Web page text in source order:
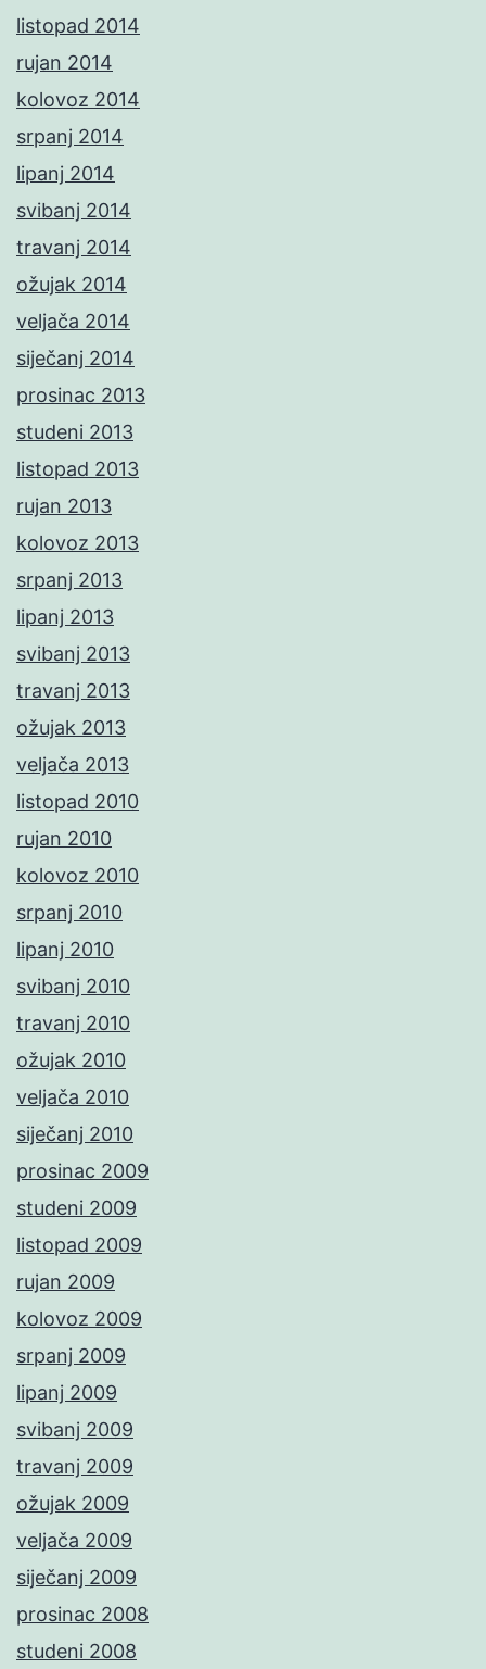
listopad 2014
rujan 2014
kolovoz 2014
srpanj 2014
lipanj 2014
svibanj 2014
travanj 2014
ožujak 2014
veljača 2014
siječanj 2014
prosinac 2013
studeni 2013
listopad 2013
rujan 2013
kolovoz 2013
srpanj 2013
lipanj 2013
svibanj 2013
travanj 2013
ožujak 2013
veljača 2013
listopad 2010
rujan 2010
kolovoz 2010
srpanj 2010
lipanj 2010
svibanj 2010
travanj 2010
ožujak 2010
veljača 2010
siječanj 2010
prosinac 2009
studeni 2009
listopad 2009
rujan 2009
kolovoz 2009
srpanj 2009
lipanj 2009
svibanj 2009
travanj 2009
ožujak 2009
veljača 2009
siječanj 2009
prosinac 2008
studeni 2008